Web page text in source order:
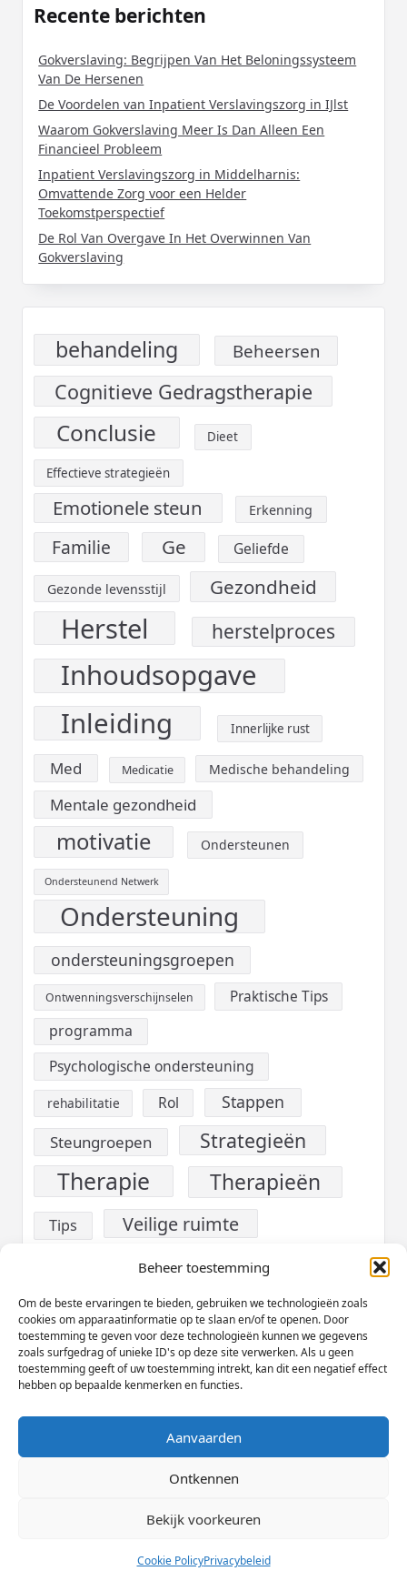
Beheer toestemming
Om de beste ervaringen te bieden, gebruiken we technologieën zoals
cookies om apparaatinformatie op te slaan en/of te openen. Door
toestemming te geven voor deze technologieën kunnen we gegevens
zoals surfgedrag of unieke ID's op deze site verwerken. Als u geen
toestemming geeft of uw toestemming intrekt, kan dit een negatief effect
hebben op bepaalde kenmerken en functies.
Aanvaarden
Ontkennen
Bekijk voorkeuren
Cookie PolicyPrivacybeleid
Recente berichten
Gokverslaving: Begrijpen Van Het Beloningssysteem
Van De Hersenen
De Voordelen van Inpatient Verslavingszorg in IJlst
Waarom Gokverslaving Meer Is Dan Alleen Een
Financieel Probleem
Inpatient Verslavingszorg in Middelharnis:
Omvattende Zorg voor een Helder
Toekomstperspectief
De Rol Van Overgave In Het Overwinnen Van
Gokverslaving
behandeling Beheersen
Cognitieve Gedragstherapie
Conclusie Dieet
Effectieve strategieën
Emotionele steun Erkenning
Familie Ge Geliefde
Gezonde levensstijl Gezondheid
Herstel herstelproces
Inhoudsopgave
Inleiding
Innerlijke rust
Med Medicatie Medische behandeling
Mentale gezondheid
motivatie Ondersteunen
Ondersteunend Netwerk
Ondersteuning
ondersteuningsgroepen
Ontwenningsverschijnselen Praktische Tips
programma
Psychologische ondersteuning
rehabilitatie Rol Stappen
Steungroepen Strategieën
Therapie Therapieën
Tips Veilige ruimte
verslaving Voeding
Welzijn Werk
Zelfzorg
Copyright © 2026Yuki Magazine Thema